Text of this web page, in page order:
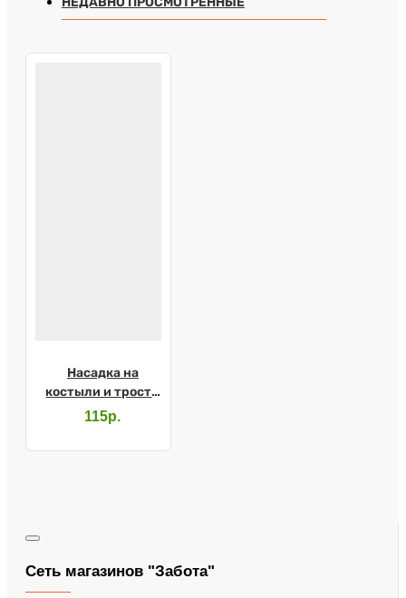
Насадка на
костыли и трости
СИМС
115р.
Сеть магазинов "Забота"